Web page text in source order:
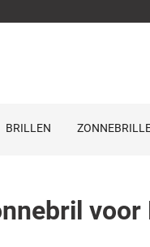
BRILLEN
voor